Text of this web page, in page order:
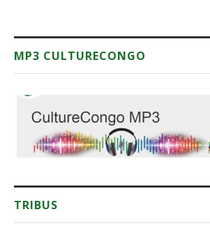
MP3 CULTURECONGO
TRIBUS